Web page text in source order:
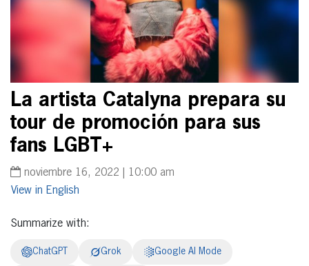
La artista Catalyna prepara su
tour de promoción para sus
fans LGBT+
noviembre 16, 2022 | 10:00 am
English
Summarize with:
ChatGPT Grok Google AI Mode